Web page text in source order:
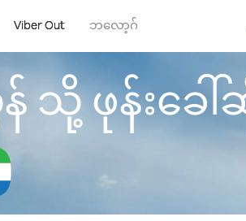
Viber Out ဘလော့ဂ်
သို့ ဖုန်းခေါ်